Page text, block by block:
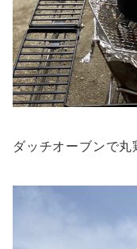
ダッチオーブンで